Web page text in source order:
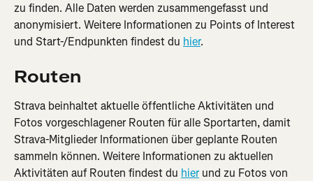
zu finden. Alle Daten werden zusammengefasst und
anonymisiert. Weitere Informationen zu Points of Interest
und Start-/Endpunkten findest du hier.
Routen
Strava beinhaltet aktuelle öffentliche Aktivitäten und
Fotos vorgeschlagener Routen für alle Sportarten, damit
Strava-Mitglieder Informationen über geplante Routen
sammeln können. Weitere Informationen zu aktuellen
Aktivitäten auf Routen findest du hier und zu Fotos von